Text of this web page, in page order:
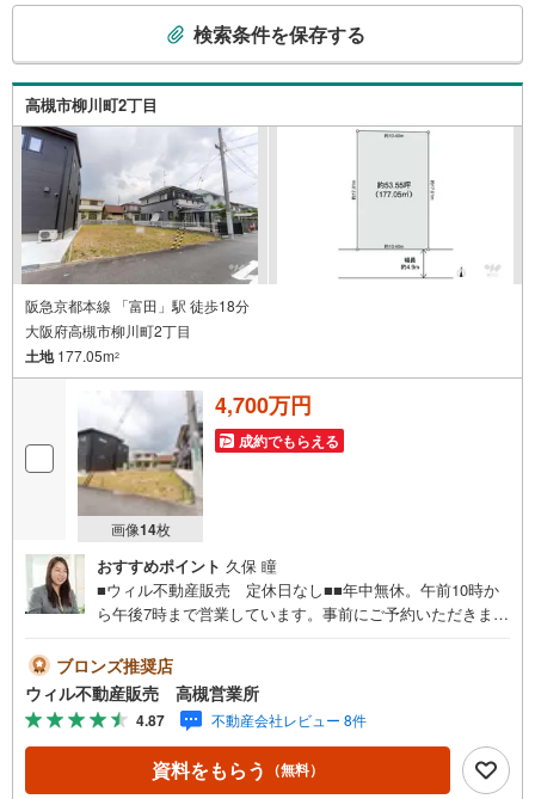
物件のご紹介が可能です！ ■物件管理システムを使えば、
ネットに掲載されていない物件のご紹介ができます！ ■弊
社は阪神間北摂に12店舗（神戸市～高槻市・島本町・大阪
市）がございます。全域にて物件のご紹介・ご案内が可能
です。
検
索
条
件
知
受
け
取
る
・
を
に
す
る
検索条件を保存する
高槻市柳川町2丁目
阪急京都本線 「富田」駅 徒歩18分
大阪府高槻市柳川町2丁目
土地177.05m2
画像14枚
4,700万円
成約でもらえる
おすすめポイント 久保 瞳
■ウィル不動産販売 定休日なし■■年中無休。午前10時か
ら午後7時まで営業しています。事前にご予約いただきまし
い。 【弊社の特徴】 ■店舗裏手に駐車場をご用意しており
ます。ご利用ください。 ■キッズスペースもございます。
小さなお子様がいらっしゃるご家庭もお気軽にご来場くだ
さい！ 【営業日】定休日はございません。火曜日・水曜日
も営業しております。 【時間】10:00～19:00 ※左記時間は
お電話が繋がりやすくなっております。 ■リフォーム担
ブロンズ推奨店
ウィル不動産販売 高槻営業所
4.87 不動産会社レビュー 8件
資料をもらう （無料）